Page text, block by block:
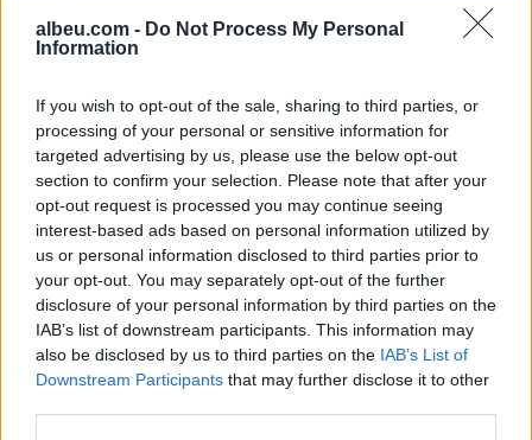
albeu.com - Do Not Process My Personal
Information
If you wish to opt-out of the sale, sharing to third parties, or
processing of your personal or sensitive information for
targeted advertising by us, please use the below opt-out
section to confirm your selection. Please note that after your
opt-out request is processed you may continue seeing
interest-based ads based on personal information utilized by
us or personal information disclosed to third parties prior to
your opt-out. You may separately opt-out of the further
disclosure of your personal information by third parties on the
IAB’s list of downstream participants. This information may
also be disclosed by us to third parties on the IAB’s List of
Downstream Participants that may further disclose it to other
çështjen do ta çojmë në
arbitrazh dhe drejtësi